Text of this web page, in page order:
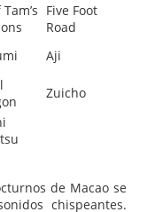
Five Foot
Road
Aji
Zuicho
de Macao se
chispeantes.